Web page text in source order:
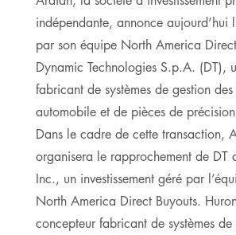
indépendante, annonce aujourd’hui
par son équipe North America
Dynamic Technologies S.p.A. (DT),
fabricant de systèmes de gestion
automobile et de pièces de
Dans le cadre de cette transaction,
organisera le rapprochement de DT
Inc., un investissement géré par
North America Direct Buyouts.
concepteur fabricant de systèmes de